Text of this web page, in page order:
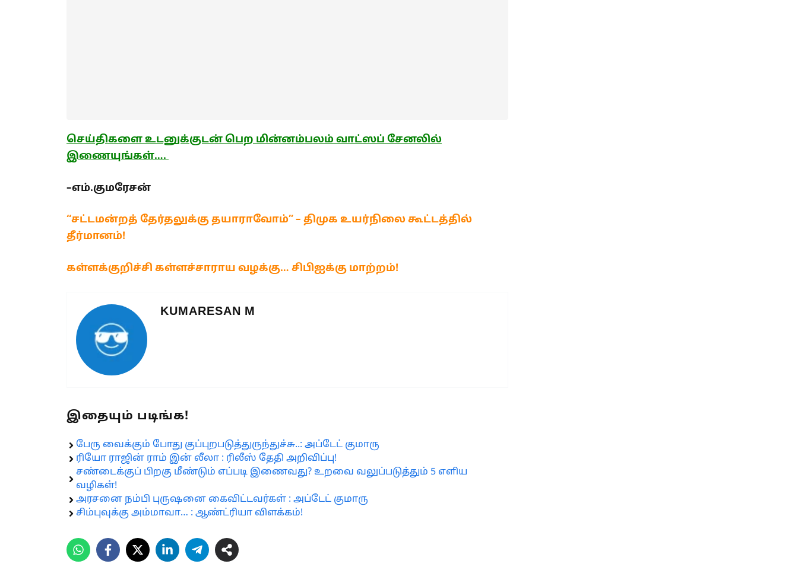
செய்திகளை உடனுக்குடன் பெற மின்னம்பலம் வாட்ஸப் சேனலில்
இணையுங்கள்….
–எம்.குமரேசன்
“சட்டமன்றத் தேர்தலுக்கு தயாராவோம்” – திமுக உயர்நிலை கூட்டத்தில்
தீர்மானம்!
கள்ளக்குறிச்சி கள்ளச்சாராய வழக்கு… சிபிஐக்கு மாற்றம்!
KUMARESAN M
இதையும் படிங்க!
பேரு வைக்கும் போது குப்புறபடுத்துருந்துச்சு..: அப்டேட் குமாரு
ரியோ ராஜின் ராம் இன் லீலா : ரிலீஸ் தேதி அறிவிப்பு!
சண்டைக்குப் பிறகு மீண்டும் எப்படி இணைவது? உறவை வலுப்படுத்தும் 5 எளிய
வழிகள்!
அரசனை நம்பி புருஷனை கைவிட்டவர்கள் : அப்டேட் குமாரு
சிம்புவுக்கு அம்மாவா… : ஆண்ட்ரியா விளக்கம்!